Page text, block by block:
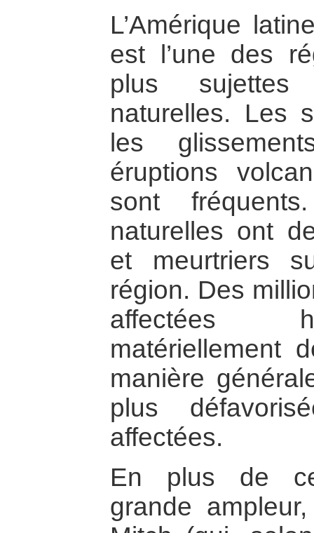
L’Amérique
est l’une des
plus sujettes
naturelles. Les
les
éruptions
sont
naturelles ont
et meurtriers
région. Des
affectées
matériellement
manière
plus
affectées.
En plus de
grande